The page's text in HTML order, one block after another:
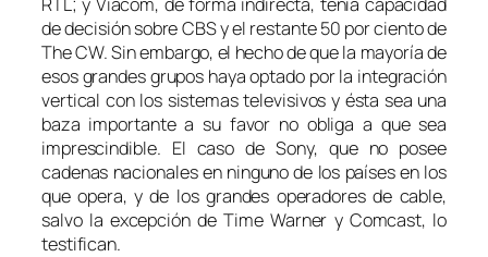
de decisión sobre CBS y el restante 50 por ciento de
The CW. Sin embargo, el hecho de que la mayoría de
esos grandes grupos haya optado por la integración
vertical con los sistemas televisivos y ésta sea una
baza importante a su favor no obliga a que sea
imprescindible. El caso de Sony, que no posee
cadenas nacionales en ninguno de los países en los
que opera, y de los grandes operadores de cable,
salvo la excepción de Time Warner y Comcast, lo
testifican.